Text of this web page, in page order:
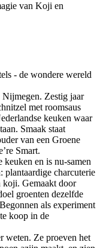
van Koji en
- de wondere wereld
Zestig jaar
met roomsaus
keuken waar
Smaak staat
van een Groene
Smart.
keuken en is nu-samen
charcuterie
koji. Gemaakt door
groenten dezelfde
als experiment
koop in de
weten. Ze proeven het